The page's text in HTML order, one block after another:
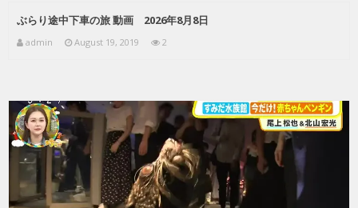
ぶらり途中下車の旅 動画 2026年8月8日
admin August 19, 2019 2